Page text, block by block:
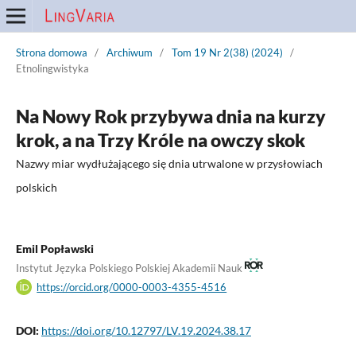
Strona domowa / Archiwum / Tom 19 Nr 2(38) (2024)
/
Etnolingwistyka
Na Nowy Rok przybywa dnia na kurzy
krok, a na Trzy Króle na owczy skok
Nazwy miar wydłużającego się dnia utrwalone w przysłowiach
polskich
Emil Popławski
Instytut Języka Polskiego Polskiej Akademii Nauk
https://orcid.org/0000-0003-4355-4516
DOI: https://doi.org/10.12797/LV.19.2024.38.17